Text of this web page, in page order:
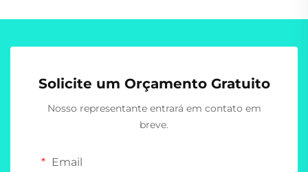
Solicite um Orçamento Gratuito
Nosso representante entrará em contato em
breve.
Email